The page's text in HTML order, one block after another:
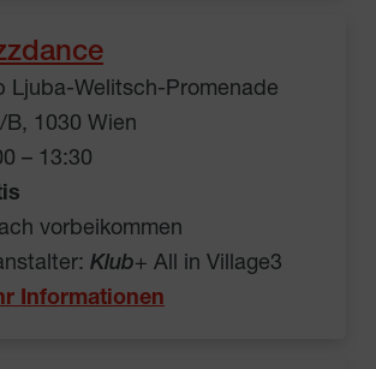
Ljuba-Welitsch-Promenade
B, 1030 Wien
– 13:30
vorbeikommen
Klub+ All in Village3
Informationen